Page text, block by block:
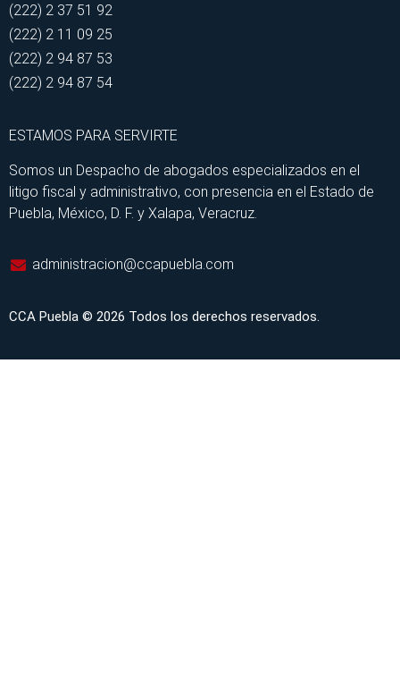
(222) 2 37 51 92
(222) 2 11 09 25
(222) 2 94 87 53
(222) 2 94 87 54
ESTAMOS PARA SERVIRTE
Somos un Despacho de abogados especializados en el
litigo fiscal y administrativo, con presencia en el Estado de
Puebla, México, D. F. y Xalapa, Veracruz.
administracion@ccapuebla.com
CCA Puebla © 2026 Todos los derechos reservados.